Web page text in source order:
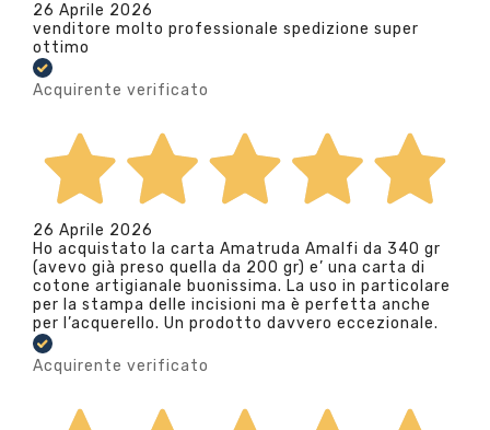
26 Aprile 2026
venditore molto professionale spedizione super
ottimo
Acquirente verificato
26 Aprile 2026
Ho acquistato la carta Amatruda Amalfi da 340 gr
(avevo già preso quella da 200 gr) e’ una carta di
cotone artigianale buonissima. La uso in particolare
per la stampa delle incisioni ma è perfetta anche
per l’acquerello. Un prodotto davvero eccezionale.
Acquirente verificato